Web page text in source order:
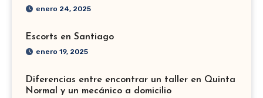
enero 24, 2025
Escorts en Santiago
enero 19, 2025
Diferencias entre encontrar un taller en Quinta
Normal y un mecánico a domicilio